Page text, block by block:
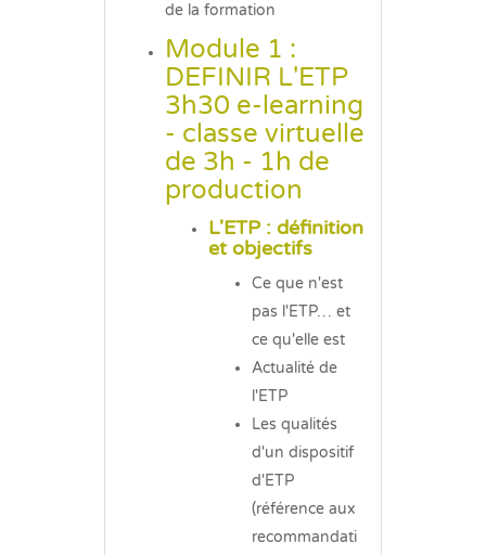
de la formation
Module 1 :
DEFINIR L'ETP
3h30 e-learning
- classe virtuelle
de 3h - 1h de
production
L'ETP : définition
et objectifs
Ce que n'est
pas l'ETP… et
ce qu'elle est
Actualité de
l'ETP
Les qualités
d'un dispositif
d'ETP
(référence aux
recommandati